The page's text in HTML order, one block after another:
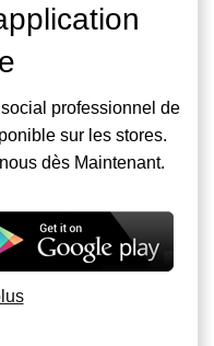
professionnel de
sur les stores.
dès Maintenant.